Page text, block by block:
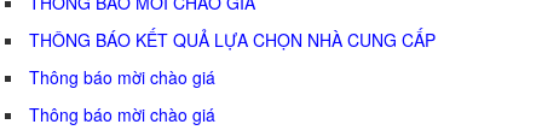
THÔNG BÁO KẾT QUẢ LỰA CHỌN NHÀ CUNG CẤP
Thông báo mời chào giá
Thông báo mời chào giá